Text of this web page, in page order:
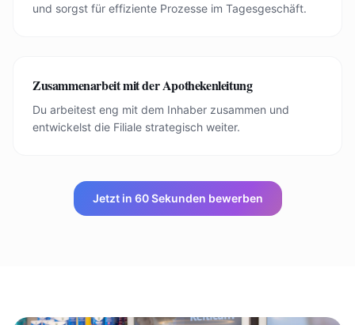
und sorgst für effiziente Prozesse im Tagesgeschäft.
Zusammenarbeit mit der Apothekenleitung
Du arbeitest eng mit dem Inhaber zusammen und
entwickelst die Filiale strategisch weiter.
Jetzt in 60 Sekunden bewerben